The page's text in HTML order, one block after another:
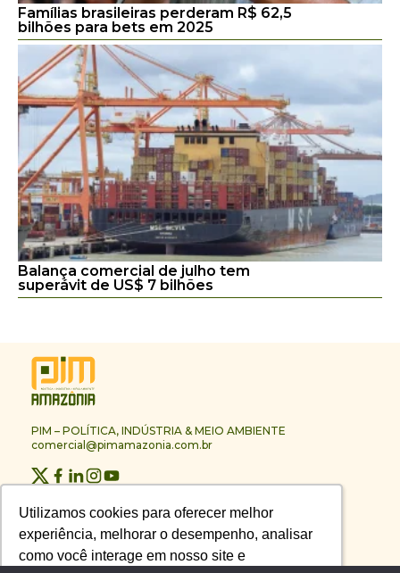
Utilizamos cookies para oferecer melhor
experiência, melhorar o desempenho, analisar
como você interage em nosso site e
Utilizamos cookies para oferecer melhor
experiência, melhorar o desempenho, analisar
como você interage em nosso site e
Famílias brasileiras perderam R$ 62,5
bilhões para bets em 2025
Balança comercial de julho tem
superávit de US$ 7 bilhões
PIM – POLÍTICA, INDÚSTRIA & MEIO AMBIENTE
comercial@pimamazonia.com.br
Contato
Publicidade
Melhores Empresas